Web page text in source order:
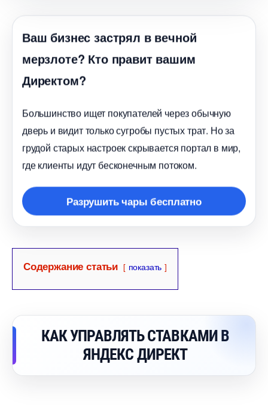
аш бизнес застрял в вечной
мерзлоте? Кто правит вашим
Директом?
Большинство ищет покупателей через обычную
дверь и видит только сугробы пустых трат. Но за
рудой старых настроек скрывается портал в мир,
де клиенты идут бесконечным потоком.
Разрушить чары бесплатно
Содержание статьи показать
КАК УПРАВЛЯТЬ СТАВКАМИ
ЯНДЕКС ДИРЕКТ